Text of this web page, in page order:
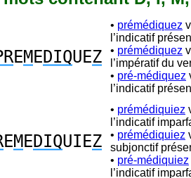
EM EDIQUEZ
• prémédiquez
l’indicatif
• prémédiquez
l’impératif du
• pré-médiquez
l’indicatif
EM EDIQUIEZ
• prémédiquiez
l’indicatif
• prémédiquiez
subjonctif
• pré-médiquiez
l’indicatif